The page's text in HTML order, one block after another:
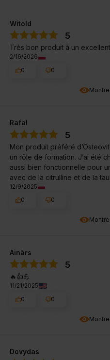
Witold
5
Très bon produit à un
2/16/2026
0
0
Rafal
5
Mon produit préféré
un rôle de formation. J’ai été
aussi bien fonctionnelle pour
avec de la citrulline et de la
12/9/2025
0
0
Ainārs
5
🔥👍️💪
11/21/2025
0
0
Dovydas